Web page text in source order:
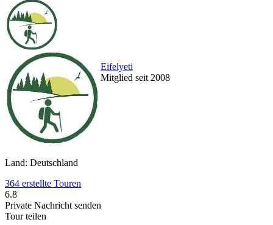
Eifelyeti
Mitglied seit 2008
Land: Deutschland
364 erstellte Touren
6.8
Private Nachricht senden
Tour teilen